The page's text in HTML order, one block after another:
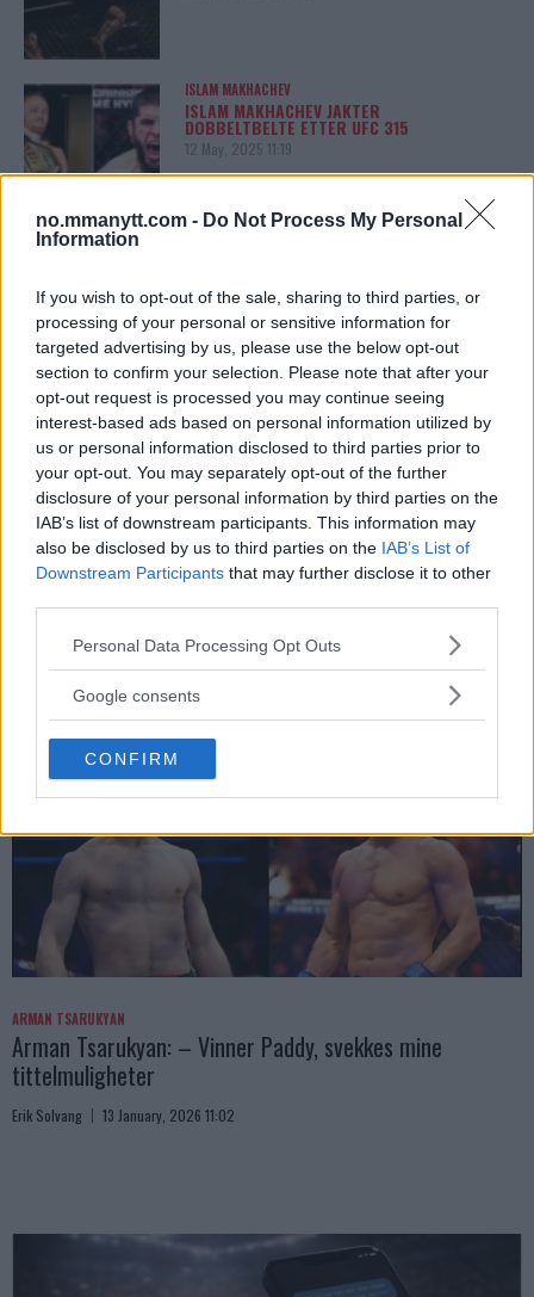
no.mmanytt.com - Do Not Process My Personal
Information
If you wish to opt-out of the sale, sharing to third parties, or
processing of your personal or sensitive information for
targeted advertising by us, please use the below opt-out
section to confirm your selection. Please note that after your
opt-out request is processed you may continue seeing
interest-based ads based on personal information utilized by
us or personal information disclosed to third parties prior to
your opt-out. You may separately opt-out of the further
disclosure of your personal information by third parties on the
IAB’s list of downstream participants. This information may
also be disclosed by us to third parties on the IAB’s List of
Downstream Participants that may further disclose it to other
Please note that this website/app uses one or more Google
not limited to your visit or usage behaviour. You may click to
use your data for below specified purposes in below Google
consent section.
Personal Data Processing Opt Outs
Google consents
CONFIRM
ISLAM MAKHACHEV
ISLAM MAKHACHEV JAKTER
DOBBELTBELTE ETTER UFC 315
12 May, 2025 11:19
Slug:sidebar_right_1 | Tid:5:45:40 AM
DILLON DANIS
Hype FC ønsker å booke Dillon Danis vs Chanko Zaynukov
Erik Solvang 13 January, 2026 15:37
ARMAN TSARUKYAN
Arman Tsarukyan: – Vinner Paddy, svekkes mine
tittelmuligheter
Erik Solvang 13 January, 2026 11:02